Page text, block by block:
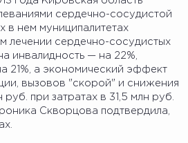
сердечно-сосудистой
в нем муниципалитетах
лечении сердечно-сосудистых
инвалидность — на 22%,
21%, а экономический эффект
вызовов "скорой" и снижения
при затратах в 31,5 млн руб.
Скворцова подтвердила,